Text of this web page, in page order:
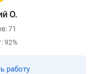
О.
71
92%
работу